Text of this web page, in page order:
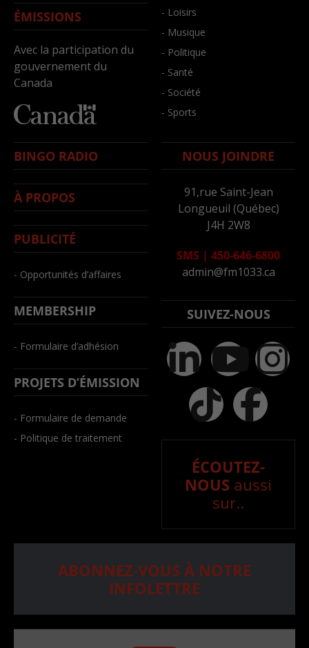
ÉMISSIONS
Avec la participation du
gouvernement du
Canada
- Loisirs
- Musique
- Politique
- Santé
- Société
- Sports
BINGO RADIO
À PROPOS
PUBLICITÉ
- Opportunités d’affaires
MEMBERSHIP
- Formulaire d’adhésion
PROJETS D’ÉMISSION
- Formulaire de demande
- Politique de traitement
NOUS JOINDRE
91,rue Saint-Jean
Longueuil (Québec)
J4H 2W8
SMS | 450-646-6800
admin@fm1033.ca
SUIVEZ-NOUS
ÉCOUTEZ-
NOUS aussi
sur..
ABONNEZ-VOUS À NOTRE
INFOLETTRE